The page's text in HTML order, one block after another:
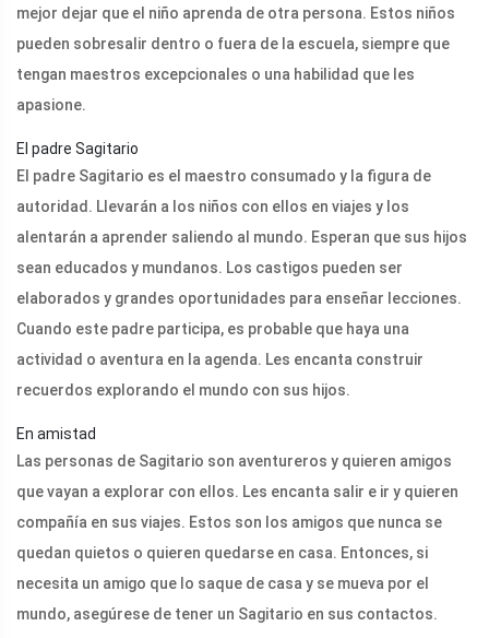
mejor dejar que el niño aprenda de otra persona. Estos niños
pueden sobresalir dentro o fuera de la escuela, siempre que
tengan maestros excepcionales o una habilidad que les
apasione.
El padre Sagitario
El padre Sagitario es el maestro consumado y la figura de
autoridad. Llevarán a los niños con ellos en viajes y los
alentarán a aprender saliendo al mundo. Esperan que sus hijos
sean educados y mundanos. Los castigos pueden ser
elaborados y grandes oportunidades para enseñar lecciones.
Cuando este padre participa, es probable que haya una
actividad o aventura en la agenda. Les encanta construir
recuerdos explorando el mundo con sus hijos.
En amistad
Las personas de Sagitario son aventureros y quieren amigos
que vayan a explorar con ellos. Les encanta salir e ir y quieren
compañía en sus viajes. Estos son los amigos que nunca se
quedan quietos o quieren quedarse en casa. Entonces, si
necesita un amigo que lo saque de casa y se mueva por el
mundo, asegúrese de tener un Sagitario en sus contactos.